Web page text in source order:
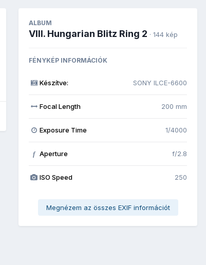
ALBUM
VIII. Hungarian Blitz Ring 2 · 144 kép
FÉNYKÉP INFORMÁCIÓK
Készítve: SONY ILCE-6600
Focal Length 200 mm
Exposure Time 1/4000
f Aperture f/2.8
ISO Speed 250
Megnézem az összes EXIF információt